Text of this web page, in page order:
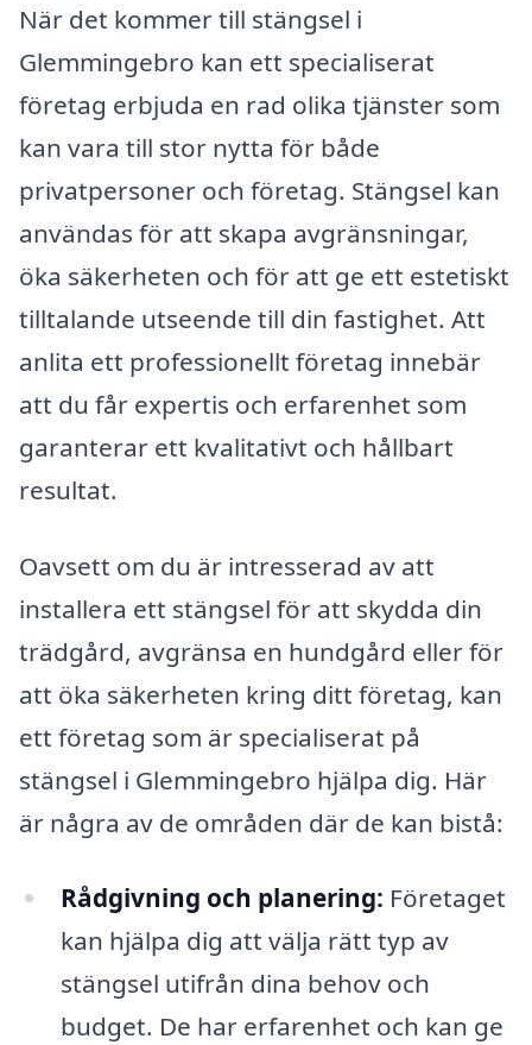
När det kommer till stängsel i
Glemmingebro kan ett specialiserat
företag erbjuda en rad olika tjänster som
kan vara till stor nytta för både
privatpersoner och företag. Stängsel kan
användas för att skapa avgränsningar,
öka säkerheten och för att ge ett estetiskt
tilltalande utseende till din fastighet. Att
anlita ett professionellt företag innebär
att du får expertis och erfarenhet som
garanterar ett kvalitativt och hållbart
resultat.
Oavsett om du är intresserad av att
installera ett stängsel för att skydda din
trädgård, avgränsa en hundgård eller för
att öka säkerheten kring ditt företag, kan
ett företag som är specialiserat på
stängsel i Glemmingebro hjälpa dig. Här
är några av de områden där de kan bistå:
Rådgivning och planering: Företaget
kan hjälpa dig att välja rätt typ av
stängsel utifrån dina behov och
budget. De har erfarenhet och kan ge